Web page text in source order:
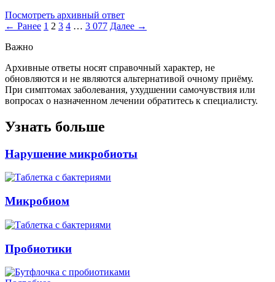
Посмотреть архивный ответ
← Ранее 1 2 3 4 … 3 077 Далее →
Важно
Архивные ответы носят справочный характер, не
обновляются и не являются альтернативой очному приёму.
При симптомах заболевания, ухудшении самочувствия или
вопросах о назначенном лечении обратитесь к специалисту.
Узнать больше
Нарушение микробиоты
Микробиом
Пробиотики